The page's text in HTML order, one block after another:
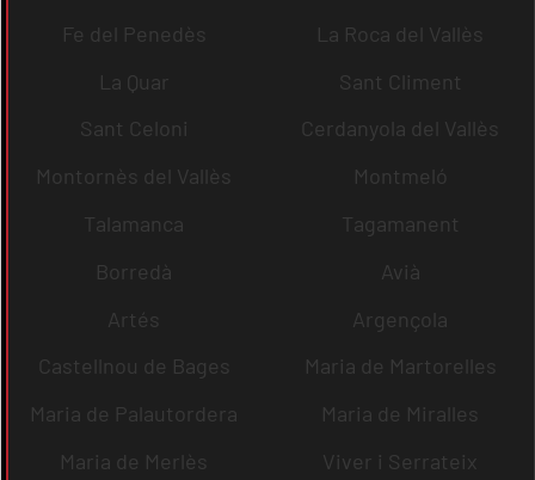
Fe del Penedès
La Roca del Vallès
La Quar
Sant Climent
Sant Celoni
Cerdanyola del Vallès
Montornès del Vallès
Montmeló
Talamanca
Tagamanent
Borredà
Avià
Artés
Argençola
Castellnou de Bages
Maria de Martorelles
Maria de Palautordera
Maria de Miralles
Maria de Merlès
Viver i Serrateix